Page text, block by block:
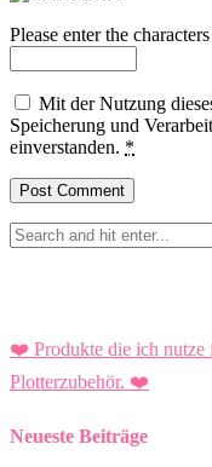
Please enter the
Mit der Nutzung
Speicherung und
einverstanden. *
❤️ Produkte die ich nutze
Plotterzubehör. ❤️
Neueste Beiträge